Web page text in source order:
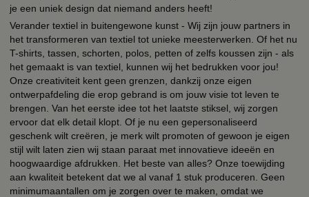
je een uniek design dat niemand anders heeft!
Verander textiel in buitengewone kunst - Wij zijn jouw partners in
het transformeren van textiel tot unieke meesterwerken. Of het nu
T-shirts, tassen, schorten, polos, petten of zelfs koussen zijn - als
het gemaakt is van textiel, kunnen wij het bedrukken voor jou!
Onze creativiteit kent geen grenzen, dankzij onze eigen
ontwerpafdeling die erop gebrand is om jouw visie tot leven te
brengen. Van het eerste idee tot het laatste stiksel, wij zorgen
ervoor dat elk detail klopt. Of je nu een gepersonaliseerd
geschenk wilt creëren, je merk wilt promoten of gewoon je eigen
stijl wilt laten zien wij staan paraat met innovatieve ideeën en
hoogwaardige afdrukken. Het beste van alles? Onze toewijding
aan kwaliteit betekent dat we al vanaf 1 stuk produceren. Geen
minimumaantallen om je zorgen over te maken, omdat we